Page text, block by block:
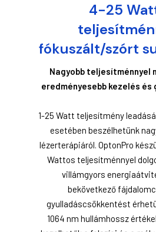
4-25
fókuszált/szórt
Nagyobb teljesítménnyel
eredményesebb kezelés és
1-25 Watt teljesítmény
esetében beszélhetünk
lézerterápiáról. OptonPro
Wattos teljesítménnyel
villámgyors
bekövetkező
gyulladáscsökkentést
1064 nm hullámhossz